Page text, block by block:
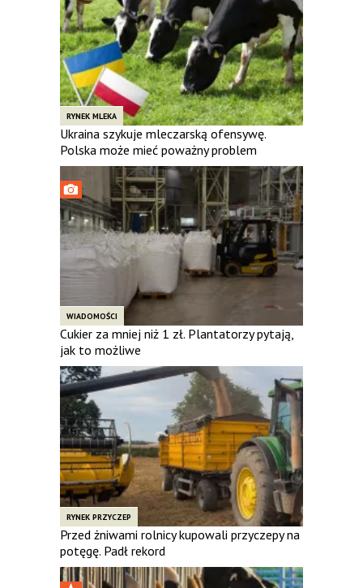
RYNEK MLEKA
Ukraina szykuje mleczarską ofensywę.
Polska może mieć poważny problem
WIADOMOŚCI
Cukier za mniej niż 1 zł. Plantatorzy pytają,
jak to możliwe
RYNEK PRZYCZEP
Przed żniwami rolnicy kupowali przyczepy na
potęgę. Padł rekord